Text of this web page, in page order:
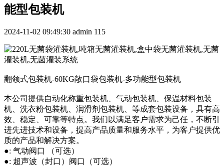
能型包装机
2024-11-02 09:49:30 admin 115
翻领式包装机-60KG敞口袋包装机-多功能型包装机
本公司提供自动化称重包装机、气动包装机、保温材料包装
机、洗衣粉包装机、润滑剂包装机、等成套包装设备，具有高
效、稳定、可靠等特点。我们以满足客户需求为己任，不断引
进先进技术和设备，提高产品质量和服务水平，为客户提供优
质的产品和解决方案。
●: 气动阀口 （可选）
●: 超声波（封口）阀口（可选）